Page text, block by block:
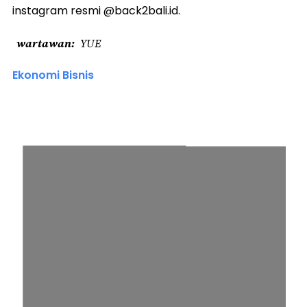
instagram resmi @back2bali.id.
wartawan YUE
Ekonomi Bisnis